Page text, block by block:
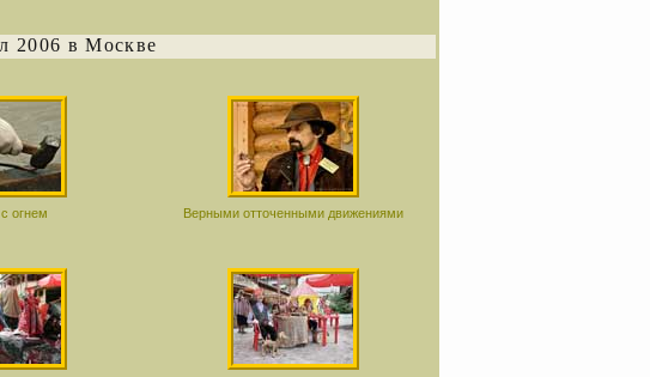
2006 в Москве
огнем Верными отточенными движениями